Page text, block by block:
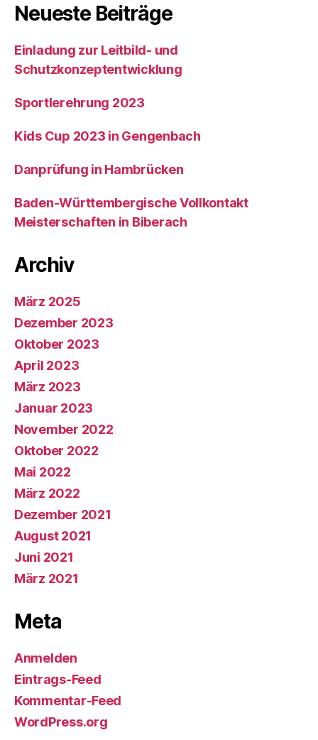
Neueste Beiträge
Einladung zur Leitbild- und
Schutzkonzeptentwicklung
Sportlerehrung 2023
Kids Cup 2023 in Gengenbach
Danprüfung in Hambrücken
Baden-Württembergische Vollkontakt
Meisterschaften in Biberach
Archiv
März 2025
Dezember 2023
Oktober 2023
April 2023
März 2023
Januar 2023
November 2022
Oktober 2022
Mai 2022
März 2022
Dezember 2021
August 2021
Juni 2021
März 2021
Meta
Anmelden
Eintrags-Feed
Kommentar-Feed
WordPress.org